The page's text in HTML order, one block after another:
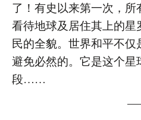
了！有史以来第一次，所
看待地球及居住其上的
民的全貌。世界和平不
避免必然的。它是这个星
段……